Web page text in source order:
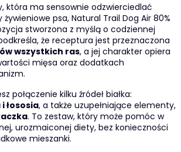
która ma sensownie odzwierciedlać
psa, Natural Trail Dog Air 80%
stworzona z myślą o codziennej
że receptura jest przeznaczona
wszystkich ras, a jej charakter opiera
mięsa oraz dodatkach
połączenie kilku źródeł białka:
łososia, a także uzupełniające elementy,
. To zestaw, który może pomóc w
urozmaiconej diety, bez konieczności
mieszanki.